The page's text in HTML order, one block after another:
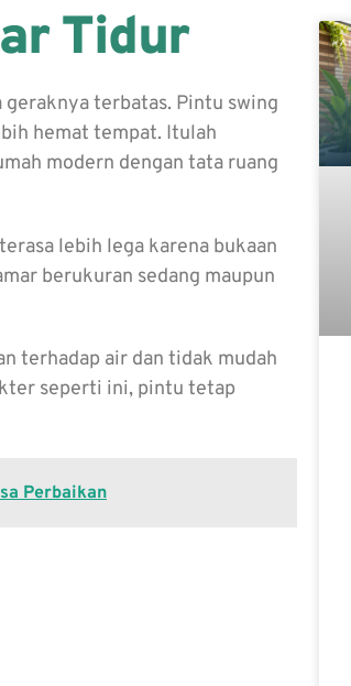
Tidur
terbatas. Pintu swing
hemat tempat. Itulah
modern dengan tata ruang
lebih lega karena bukaan
berukuran sedang maupun
terhadap air dan tidak mudah
seperti ini, pintu tetap
Perbaikan